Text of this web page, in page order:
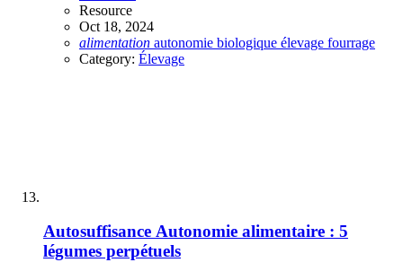
Resource
Oct 18, 2024
alimentation autonomie biologique élevage fourrage
Category: Élevage
Autosuffisance Autonomie alimentaire : 5
légumes perpétuels